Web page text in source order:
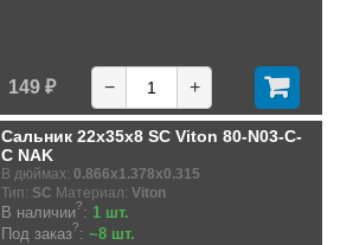
149 ₽ − +
Сальник 22x35x8 SC Viton 80-N03-C-
C NAK
В дюймах: 0.866x1.378x0.315
Тип: SC Материал: Viton
В наличии?: 1 шт.
Под заказ?: ~8 шт.